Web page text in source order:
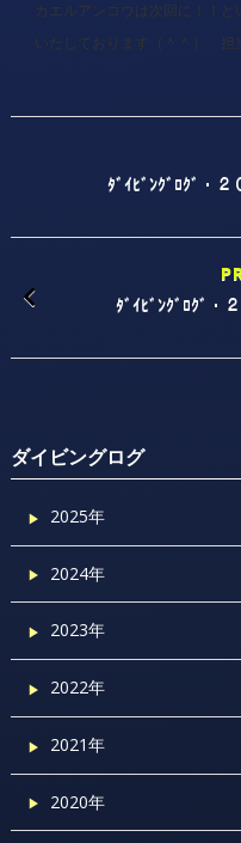
カエルアンコウは次回に！！
いたしております（＾＾） 担
ﾀﾞｲﾋﾞﾝｸﾞﾛｸﾞ・
ﾀﾞｲﾋﾞﾝｸﾞﾛｸﾞ・
ダイビングログ
2025年
2024年
2023年
2022年
2021年
2020年